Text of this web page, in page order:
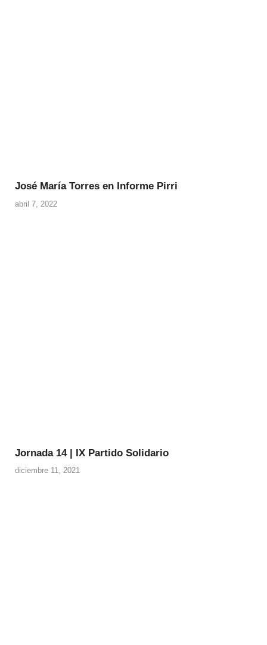
José María Torres en Informe Pirri
abril 7, 2022
Jornada 14 | IX Partido Solidario
diciembre 11, 2021